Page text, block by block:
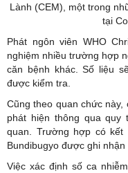
Lành (CEM), một trong
tại
Phát ngôn viên WHO
nghiệm nhiều trường hợp
căn bệnh khác. Số liệu
được kiểm tra.
Cũng theo quan chức
phát hiện thông qua quy
quan. Trường hợp có kết
Bundibugyo được ghi
Việc xác định số ca